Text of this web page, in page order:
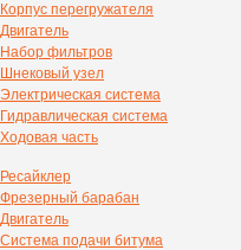
Корпус перегружателя
Двигатель
Набор фильтров
Шнековый узел
Электрическая система
Гидравлическая система
Ходовая часть
Ресайклер
Фрезерный барабан
Двигатель
Система подачи битума